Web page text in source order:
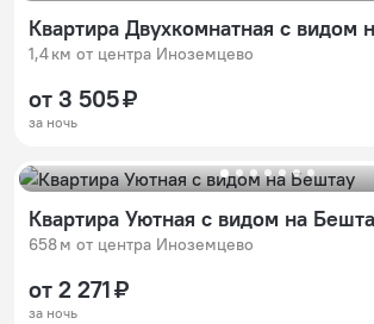
1,4 км от центра Иноземцево
от 3 505 ₽
за ночь
Квартира Уютная с видом на
658 м от центра Иноземцево
от 2 271 ₽
за ночь